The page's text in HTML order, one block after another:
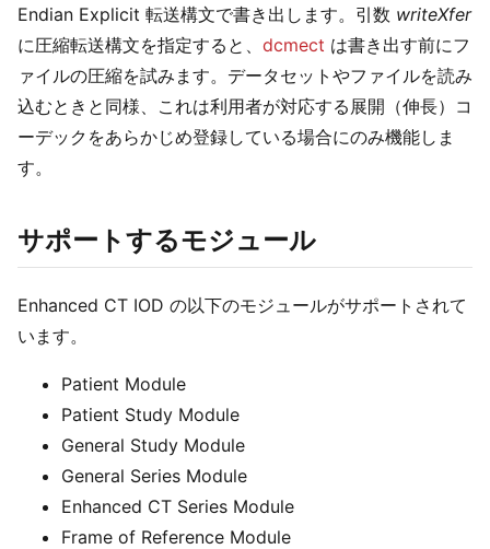
Endian Explicit 転送構文で書き出します。引数 writeXfer
に圧縮転送構文を指定すると、 dcmect は書き出す前にフ
ァイルの圧縮を試みます。データセットやファイルを読み
込むときと同様、これは利用者が対応する展開（伸長）コ
ーデックをあらかじめ登録している場合にのみ機能しま
す。
サポートするモジュール
Enhanced CT IOD の以下のモジュールがサポートされて
います。
Patient Module
Patient Study Module
General Study Module
General Series Module
Enhanced CT Series Module
Frame of Reference Module